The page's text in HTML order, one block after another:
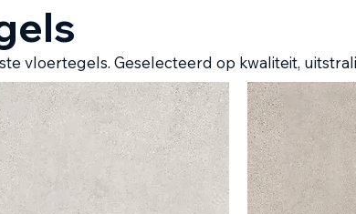
vloertegels. Geselecteerd op kwaliteit,